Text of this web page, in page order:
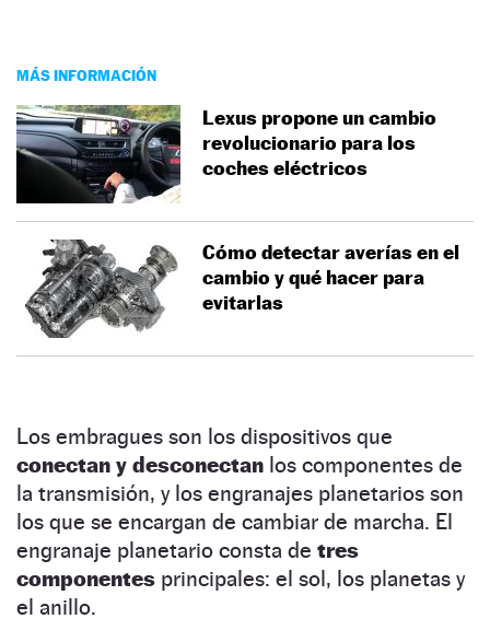
MÁS INFORMACIÓN
Lexus propone un cambio
revolucionario para los
coches eléctricos
Cómo detectar averías en el
cambio y qué hacer para
evitarlas
Los embragues son los dispositivos que
conectan y desconectan los componentes de
la transmisión, y los engranajes planetarios son
los que se encargan de cambiar de marcha. El
engranaje planetario consta de tres
componentes principales: el sol, los planetas y
el anillo.